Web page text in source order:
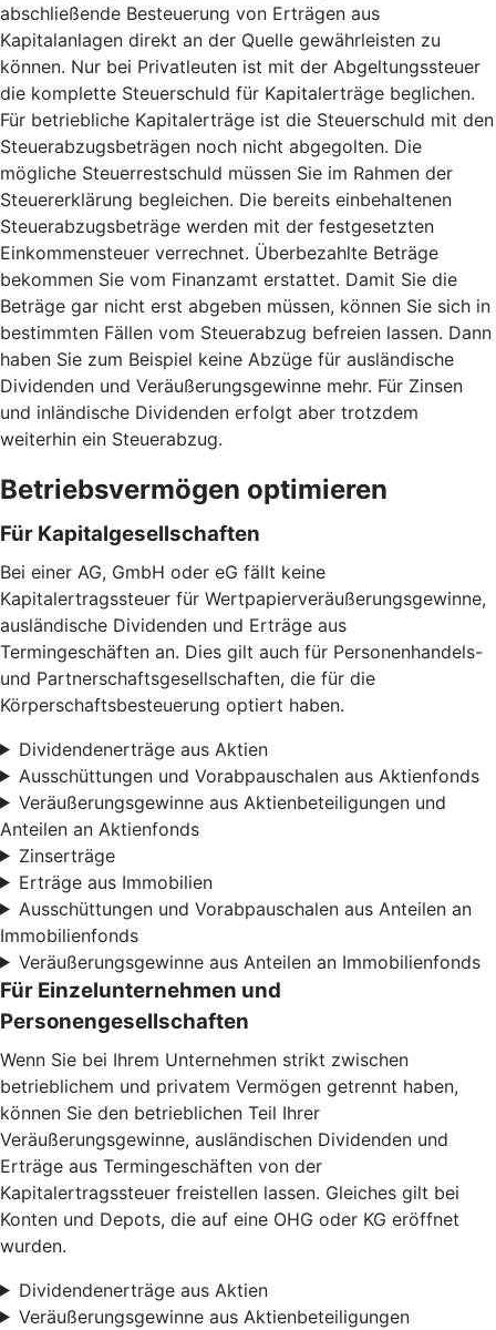
abschließende Besteuerung von Erträgen aus
Kapitalanlagen direkt an der Quelle gewährleisten zu
können. Nur bei Privatleuten ist mit der Abgeltungssteuer
die komplette Steuerschuld für Kapitalerträge beglichen.
Für betriebliche Kapitalerträge ist die Steuerschuld mit den
Steuerabzugsbeträgen noch nicht abgegolten. Die
mögliche Steuerrestschuld müssen Sie im Rahmen der
Steuererklärung begleichen. Die bereits einbehaltenen
Steuerabzugsbeträge werden mit der festgesetzten
Einkommensteuer verrechnet. Überbezahlte Beträge
bekommen Sie vom Finanzamt erstattet. Damit Sie die
Beträge gar nicht erst abgeben müssen, können Sie sich in
bestimmten Fällen vom Steuerabzug befreien lassen. Dann
haben Sie zum Beispiel keine Abzüge für ausländische
Dividenden und Veräußerungsgewinne mehr. Für Zinsen
und inländische Dividenden erfolgt aber trotzdem
weiterhin ein Steuerabzug.
Betriebsvermögen optimieren
Für Kapitalgesellschaften
Bei einer AG, GmbH oder eG fällt keine
Kapitalertragssteuer für Wertpapierveräußerungsgewinne,
ausländische Dividenden und Erträge aus
Termingeschäften an. Dies gilt auch für Personenhandels-
und Partnerschaftsgesellschaften, die für die
Körperschaftsbesteuerung optiert haben.
Dividendenerträge aus Aktien
Ausschüttungen und Vorabpauschalen aus Aktienfonds
Veräußerungsgewinne aus Aktienbeteiligungen und
Anteilen an Aktienfonds
Zinserträge
Erträge aus Immobilien
Ausschüttungen und Vorabpauschalen aus Anteilen an
Immobilienfonds
Veräußerungsgewinne aus Anteilen an Immobilienfonds
Für Einzelunternehmen und
Personengesellschaften
Wenn Sie bei Ihrem Unternehmen strikt zwischen
betrieblichem und privatem Vermögen getrennt haben,
können Sie den betrieblichen Teil Ihrer
Veräußerungsgewinne, ausländischen Dividenden und
Erträge aus Termingeschäften von der
Kapitalertragssteuer freistellen lassen. Gleiches gilt bei
Konten und Depots, die auf eine OHG oder KG eröffnet
wurden.
Dividendenerträge aus Aktien
Veräußerungsgewinne aus Aktienbeteiligungen